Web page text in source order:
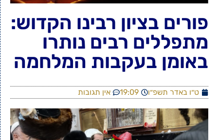
פורים בציון רבינו הקדוש:
מתפללים רבים נותרו
באומן בעקבות המלחמה
ט״ו באדר תשפ״ו 19:09 אין תגובות